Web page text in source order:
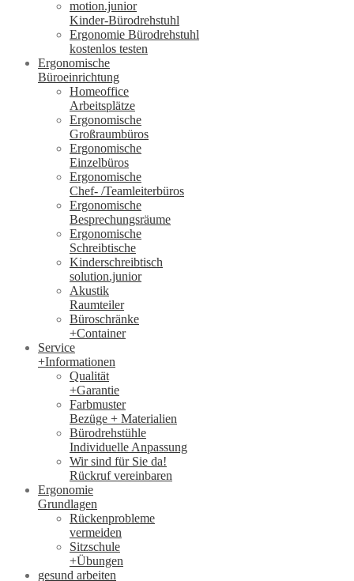
motion.junior
Kinder-Bürodrehstuhl
Ergonomie Bürodrehstuhl
kostenlos testen
Ergonomische
Büroeinrichtung
Homeoffice
Arbeitsplätze
Ergonomische
Großraumbüros
Ergonomische
Einzelbüros
Ergonomische
Chef- /Teamleiterbüros
Ergonomische
Besprechungsräume
Ergonomische
Schreibtische
Kinderschreibtisch
solution.junior
Akustik
Raumteiler
Büroschränke
+Container
Service
+Informationen
Qualität
+Garantie
Farbmuster
Bezüge + Materialien
Bürodrehstühle
Individuelle Anpassung
Wir sind für Sie da!
Rückruf vereinbaren
Ergonomie
Grundlagen
Rückenprobleme
vermeiden
Sitzschule
+Übungen
gesund arbeiten